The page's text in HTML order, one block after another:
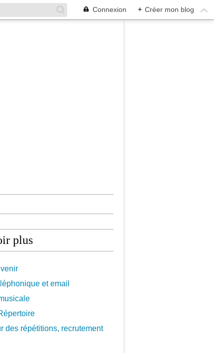
Connexion + Créer mon blog
plus
et email
des répétitions, recrutement